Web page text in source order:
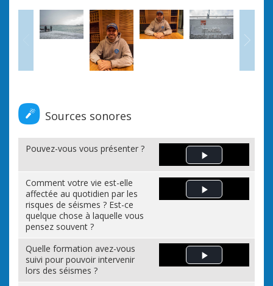
Précédent
Sources sonores
Pouvez-vous vous présenter ?
Play Video
Comment votre vie est-elle
affectée au quotidien par les
risques de séismes ? Est-ce
quelque chose à laquelle vous
pensez souvent ?
Play Video
Quelle formation avez-vous
suivi pour pouvoir intervenir
lors des séismes ?
Play Video